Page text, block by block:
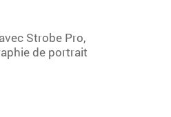
Strobe Pro,
de portrait